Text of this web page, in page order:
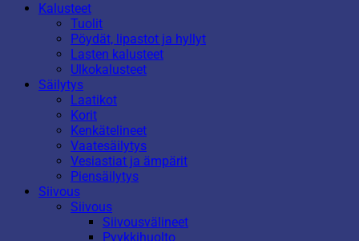
Kalusteet
Tuolit
Pöydät, lipastot ja hyllyt
Lasten kalusteet
Ulkokalusteet
Säilytys
Laatikot
Korit
Kenkätelineet
Vaatesäilytys
Vesiastiat ja ämpärit
Piensäilytys
Siivous
Siivous
Siivousvälineet
Pyykkihuolto